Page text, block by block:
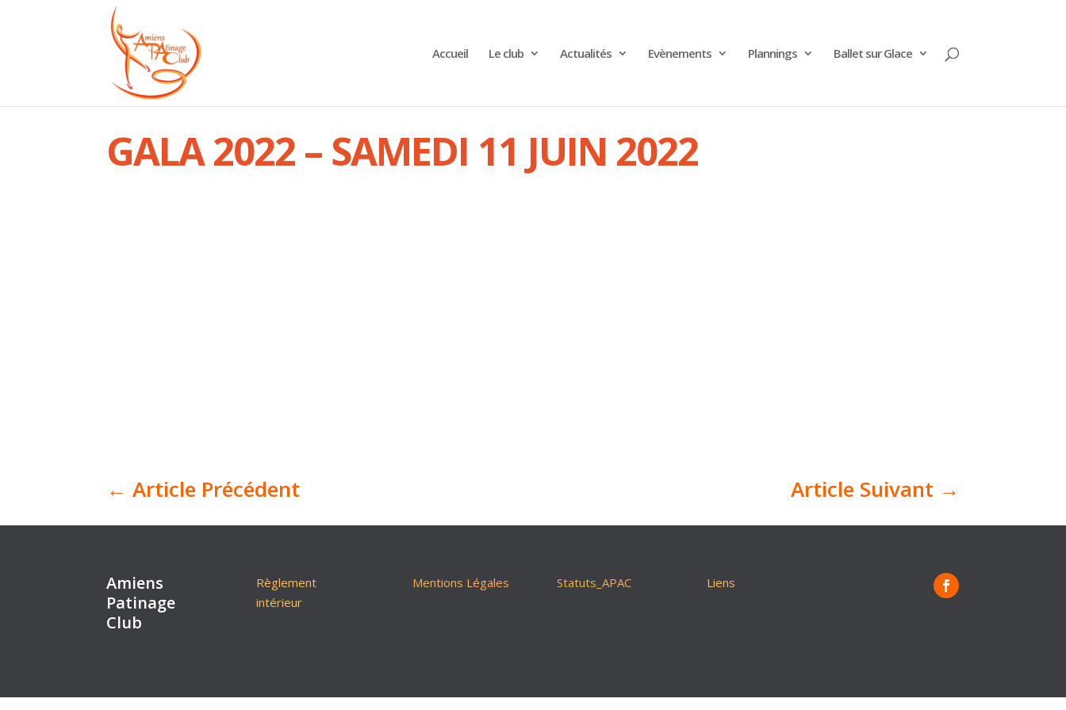
Accueil Le club Actualités Evènements Plannings Ballet sur Glace
GALA 2022 – SAMEDI 11 JUIN 2022
←Article Précédent Article Suivant →
Amiens
Patinage
Club
Règlement
intérieur
Mentions Légales Statuts_APAC Liens